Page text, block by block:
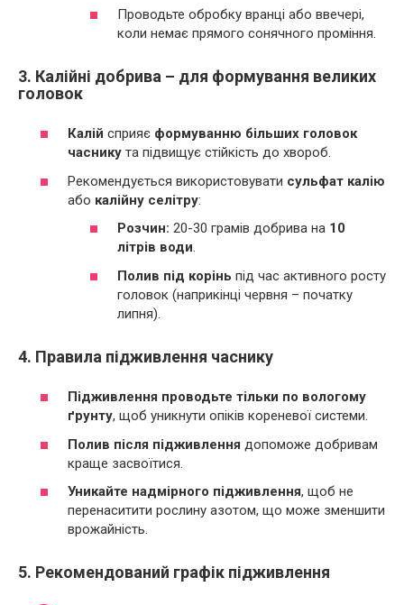
Проводьте обробку вранці або ввечері,
коли немає прямого сонячного проміння.
3. Калійні добрива – для формування великих
головок
Калій сприяє формуванню більших головок
часнику та підвищує стійкість до хвороб.
Рекомендується використовувати сульфат калію
або калійну селітру:
Розчин: 20-30 грамів добрива на 10
літрів води.
Полив під корінь під час активного росту
головок (наприкінці червня – початку
липня).
4. Правила підживлення часнику
Підживлення проводьте тільки по вологому
ґрунту, щоб уникнути опіків кореневої системи.
Полив після підживлення допоможе добривам
краще засвоїтися.
Уникайте надмірного підживлення, щоб не
перенаситити рослину азотом, що може зменшити
врожайність.
5. Рекомендований графік підживлення